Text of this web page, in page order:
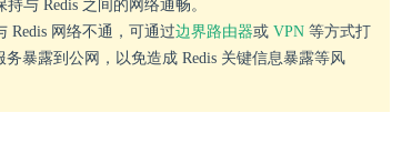
与 Redis 之间的网络通畅。
Redis 网络不通，可通过边界路由器或 VPN 等方式打
务暴露到公网，以免造成 Redis 关键信息暴露等风